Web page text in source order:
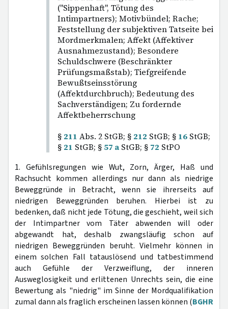
("Sippenhaft", Tötung des
Intimpartners); Motivbündel; Rache;
Feststellung der subjektiven Tatseite bei
Mordmerkmalen; Affekt (Affektiver
Ausnahmezustand); Besondere
Schuldschwere (Beschränkter
Prüfungsmaßstab); Tiefgreifende
Bewußtseinsstörung
(Affektdurchbruch); Bedeutung des
Sachverständigen; Zu fordernde
Affektbeherrschung
§ 211 Abs. 2 StGB; § 212 StGB; § 16 StGB;
§ 21 StGB; § 57 a StGB; § 72 StPO
1. Gefühlsregungen wie Wut, Zorn, Ärger, Haß und
Rachsucht kommen allerdings nur dann als niedrige
Beweggründe in Betracht, wenn sie ihrerseits auf
niedrigen Beweggründen beruhen. Hierbei ist zu
bedenken, daß nicht jede Tötung, die geschieht, weil sich
der Intimpartner vom Täter abwenden will oder
abgewandt hat, deshalb zwangsläufig schon auf
niedrigen Beweggründen beruht. Vielmehr können in
einem solchen Fall tatauslösend und tatbestimmend
auch Gefühle der Verzweiflung, der inneren
Ausweglosigkeit und erlittenen Unrechts sein, die eine
Bewertung als "niedrig" im Sinne der Mordqualifikation
zumal dann als fraglich erscheinen lassen können (BGHR